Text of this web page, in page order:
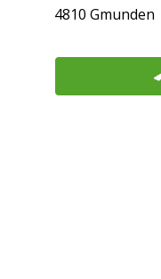
4810 Gmunden